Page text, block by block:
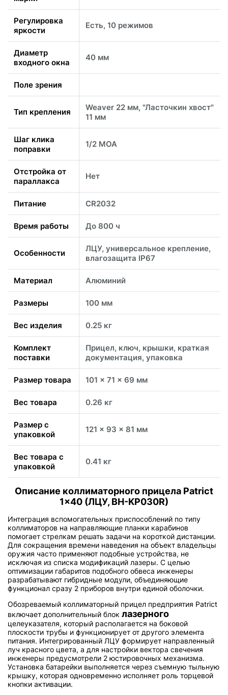
Регулировка
яркости
Есть, 10 режимов
Диаметр
входного окна
40 мм
Поле зрения
Тип крепления
Weaver 22 мм, "Ласточкин хвост"
11 мм
Шаг клика
поправки
1/2 MOA
Отстройка от
параллакса
Нет
Питание CR2032
Время работы До 800 ч
Особенности
ЛЦУ, универсальное крепление,
влагозащита IP67
Материал Алюминий
Размеры 100 мм
Вес изделия 0.25 кг
Комплект
поставки
Прицел, ключ, крышки, краткая
документация, упаковка
Размер товара 101 x 71 x 69 мм
Вес товара 0.26 кг
Размер с
упаковкой
121 x 93 x 81 мм
Вес товара с
упаковкой
0.41 кг
Описание коллиматорного прицела Patrict
1x40 (ЛЦУ, BH-KP030R)
Интеграция вспомогательных приспособлений по типу
коллиматоров на направляющие планки карабинов
помогает стрелкам решать задачи на короткой дистанции.
Для сокращения времени наведения на объект владельцы
оружия часто применяют подобные устройства, не
исключая из списка модификаций лазеры. С целью
оптимизации габаритов подобного обвеса инженеры
разрабатывают гибридные модули, объединяющие
функционал сразу 2 приборов внутри единой оболочки.
Обозреваемый коллиматорный прицел предприятия Patrict
включает дополнительный блок лазерного
целеуказателя, который располагается на боковой
плоскости трубы и функционирует от другого элемента
питания. Интегрированный ЛЦУ формирует направленный
луч красного цвета, а для настройки вектора свечения
инженеры предусмотрели 2 юстировочных механизма.
Установка батарейки выполняется через съемную тыльную
крышку, которая одновременно исполняет роль торцевой
кнопки активации.